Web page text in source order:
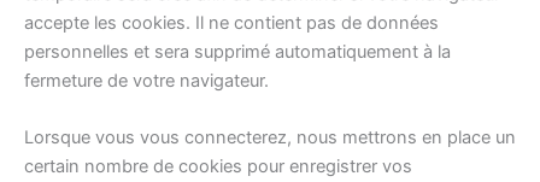
accepte les cookies. Il ne contient pas de données
personnelles et sera supprimé automatiquement à la
fermeture de votre navigateur.
Lorsque vous vous connecterez, nous mettrons en place un
certain nombre de cookies pour enregistrer vos